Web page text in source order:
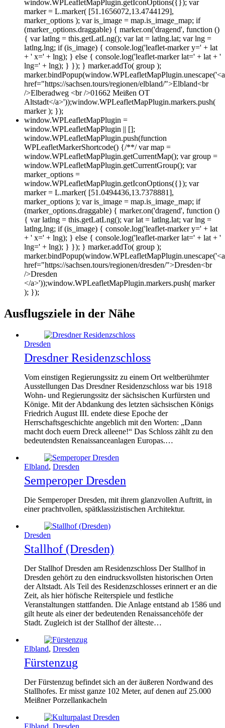
window.WPLeafletMapPlugin.getIconOptions({}); var
marker = L.marker( [51.1656072,13.4744129],
marker_options ); var is_image = map.is_image_map; if
(marker_options.draggable) { marker.on('dragend', function ()
{ var latlng = this.getLatLng(); var lat = latlng.lat; var lng =
latlng.lng; if (is_image) { console.log('leaflet-marker y=' + lat
+ ' x=' + lng); } else { console.log('leaflet-marker lat=' + lat + '
lng=' + lng); } }); } marker.addTo( group );
marker.bindPopup(window.WPLeafletMapPlugin.unescape('<a
href="https://sachsen.tours/regionen/elbland/">Elbland<br
/>Elberadweg <br />01662 Meißen OT
Altstadt</a>'));window.WPLeafletMapPlugin.markers.push(
marker ); });
window.WPLeafletMapPlugin =
window.WPLeafletMapPlugin || [];
window.WPLeafletMapPlugin.push(function
WPLeafletMarkerShortcode() {/**/ var map =
window.WPLeafletMapPlugin.getCurrentMap(); var group =
window.WPLeafletMapPlugin.getCurrentGroup(); var
marker_options =
window.WPLeafletMapPlugin.getIconOptions({}); var
marker = L.marker( [51.0494436,13.7378881],
marker_options ); var is_image = map.is_image_map; if
(marker_options.draggable) { marker.on('dragend', function ()
{ var latlng = this.getLatLng(); var lat = latlng.lat; var lng =
latlng.lng; if (is_image) { console.log('leaflet-marker y=' + lat
+ ' x=' + lng); } else { console.log('leaflet-marker lat=' + lat + '
lng=' + lng); } }); } marker.addTo( group );
marker.bindPopup(window.WPLeafletMapPlugin.unescape('<a
href="https://sachsen.tours/regionen/dresden/">Dresden<br
/>Dresden
</a>'));window.WPLeafletMapPlugin.markers.push( marker
); });
Ausflugsziele in der Nähe
Dresden
Dresdner Residenzschloss
Vom einstigen Regierungssitz zu einem Ort weltberühmter
Ausstellungen Das Dresdner Residenzschloss war bis 1918
Wohn- und Regierungssitz der sächsischen Kurfürsten und
Könige. Mit der Abdankung des letzten sächsischen Königs
Friedrich August III. endete diese Epoche der
Herrschaftsgeschichte angeblich mit den Worten: „Dann
macht doch euern Dreck alleene!“ Das Schloss zählt zu den
bedeutendsten Renaissanceanlagen Europas.…
Elbland, Dresden
Semperoper Dresden
Die Semperoper Dresden, mit ihrem glanzvollen Auftritt, in
einer prachtvollen, spätklassizistischen Architektur.
Dresden
Stallhof (Dresden)
Der Stallhof Dresden am Residenzschloss Der Stallhof in
Dresden gehört zu den eindrucksvollsten historischen Orten
der Altstadt. Als Teil des Residenzschlosses erinnert er an die
Zeit, als hier höfische Reiterspiele und festliche
Veranstaltungen stattfanden. Die Anlage entstand ab 1586 und
gilt heute als einer der bedeutenden Renaissancehöfe der
Stadt. Zugleich ist der Stallhof der älteste…
Elbland, Dresden
Fürstenzug
Der Fürstenzug befindet sich an der äußeren Nordwand des
Stallhofes. Er misst ganze 102 Meter, auf denen auf 25.000
Meißner Porzellankacheln
Elbland, Dresden